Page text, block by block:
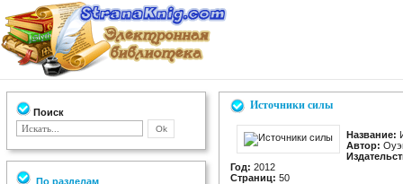
Поиск
По разделам
Источники силы
Название:
Автор:
Год: 2012
Страниц: 50